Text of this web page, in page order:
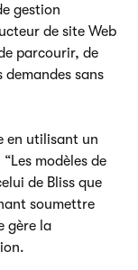
gestion
de site Web
parcourir, de
sans
en utilisant un
modèles de
de Bliss que
soumettre
gère la